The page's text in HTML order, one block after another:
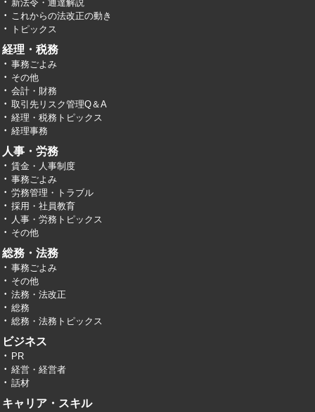
新法令・通達解説
これからの法改正の動き
トピックス
経理・税務
事務ごよみ
その他
会計・財務
取引先リスク管理Q＆A
経理・税務トピックス
経理事務
人事・労務
賃金・人事制度
事務ごよみ
労務管理・トラブル
採用・社員教育
人事・労務トピックス
その他
総務・法務
事務ごよみ
その他
法務・法改正
総務
総務・法務トピックス
ビジネス
PR
経営・経営者
話材
キャリア・スキル